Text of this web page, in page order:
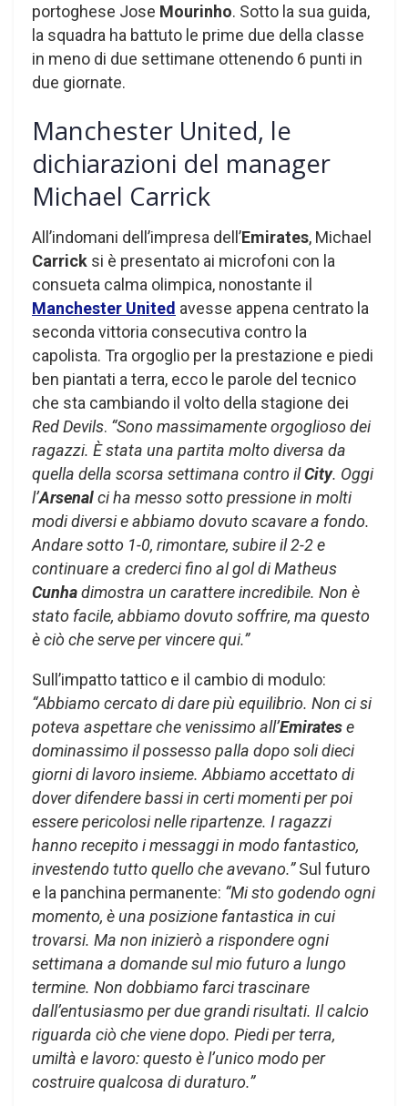
portoghese Jose Mourinho. Sotto la sua guida,
la squadra ha battuto le prime due della classe
in meno di due settimane ottenendo 6 punti in
due giornate.
Manchester United, le
dichiarazioni del manager
Michael Carrick
All’indomani dell’impresa dell’Emirates, Michael
Carrick si è presentato ai microfoni con la
consueta calma olimpica, nonostante il
Manchester United avesse appena centrato la
seconda vittoria consecutiva contro la
capolista. Tra orgoglio per la prestazione e piedi
ben piantati a terra, ecco le parole del tecnico
che sta cambiando il volto della stagione dei
Red Devils. “Sono massimamente orgoglioso dei
ragazzi. È stata una partita molto diversa da
quella della scorsa settimana contro ilCity. Oggi
l’Arsenalci ha messo sotto pressione in molti
modi diversi e abbiamo dovuto scavare a fondo.
Andare sotto 1-0, rimontare, subire il 2-2 e
continuare a crederci fino al gol di Matheus
Cunhadimostra un carattere incredibile. Non è
stato facile, abbiamo dovuto soffrire, ma questo
è ciò che serve per vincere qui.”
Sull’impatto tattico e il cambio di modulo:
“Abbiamo cercato di dare più equilibrio. Non ci si
poteva aspettare che venissimo all’Emiratese
dominassimo il possesso palla dopo soli dieci
giorni di lavoro insieme. Abbiamo accettato di
dover difendere bassi in certi momenti per poi
essere pericolosi nelle ripartenze. I ragazzi
hanno recepito i messaggi in modo fantastico,
investendo tutto quello che avevano.”Sul futuro
e la panchina permanente: “Mi sto godendo ogni
momento, è una posizione fantastica in cui
trovarsi. Ma non inizierò a rispondere ogni
settimana a domande sul mio futuro a lungo
termine. Non dobbiamo farci trascinare
dall’entusiasmo per due grandi risultati. Il calcio
riguarda ciò che viene dopo. Piedi per terra,
umiltà e lavoro: questo è l’unico modo per
costruire qualcosa di duraturo.”